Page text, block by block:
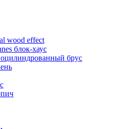
wood effect
блок-хаус
брус